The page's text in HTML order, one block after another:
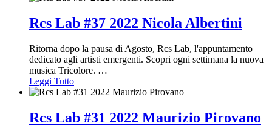
Rcs Lab #37 2022 Nicola Albertini
Ritorna dopo la pausa di Agosto, Rcs Lab, l'appuntamento
dedicato agli artisti emergenti. Scopri ogni settimana la nuova
musica Tricolore. …
Leggi Tutto
Rcs Lab #31 2022 Maurizio Pirovano